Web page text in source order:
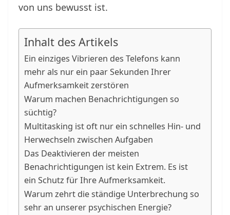
von uns bewusst ist.
Inhalt des Artikels
Ein einziges Vibrieren des Telefons kann
mehr als nur ein paar Sekunden Ihrer
Aufmerksamkeit zerstören
Warum machen Benachrichtigungen so
süchtig?
Multitasking ist oft nur ein schnelles Hin- und
Herwechseln zwischen Aufgaben
Das Deaktivieren der meisten
Benachrichtigungen ist kein Extrem. Es ist
ein Schutz für Ihre Aufmerksamkeit.
Warum zehrt die ständige Unterbrechung so
sehr an unserer psychischen Energie?